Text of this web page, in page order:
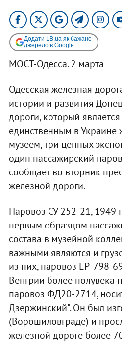
Додати LB.ua як бажане
джерело в Google
МОСТ-Одесса. 2 марта
Одесская железная
истории и развития
дороги, который
единственным в
музеем, три ценных
один пассажирский
сообщает во вторник
железной дороги.
Паровоз СУ 252-21, 1949
первым образцом
состава в музейной
важными являются и
из них, паровоз ЕР-798-
Венгрии более полувека
паровоз ФД20-2714,
Дзержинский". Он был
(Ворошиловграде) и
железной дороге более